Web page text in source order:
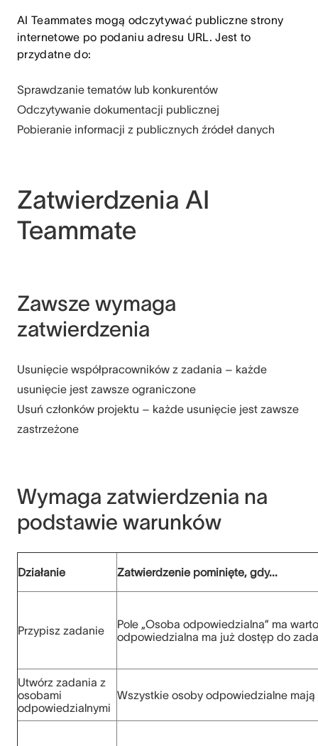
AI Teammates mogą odczytywać publiczne strony
internetowe po podaniu adresu URL. Jest to
przydatne do:
Sprawdzanie tematów lub konkurentów
Odczytywanie dokumentacji publicznej
Pobieranie informacji z publicznych źródeł danych
Zatwierdzenia AI
Teammate
Zawsze wymaga
zatwierdzenia
Usunięcie współpracowników z zadania – każde
usunięcie jest zawsze ograniczone
Usuń członków projektu – każde usunięcie jest zawsze
zastrzeżone
Wymaga zatwierdzenia na
podstawie warunków
Działanie Zatwierdzenie pominięte, gdy...
Przypisz zadanie
Pole „Osoba odpowiedzialna” ma
odpowiedzialna ma już dostęp do
Utwórz zadania z
osobami
odpowiedzialnymi
Wszystkie osoby odpowiedzialne